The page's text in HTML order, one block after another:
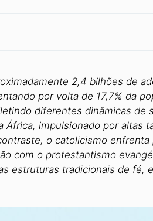
2,4 bilhões de
por volta de 17,7% da
diferentes dinâmicas de
impulsionado por altas
o catolicismo
com o protestantismo
estruturas tradicionais de fé,